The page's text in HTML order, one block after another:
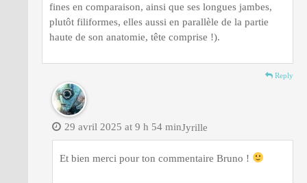
fines en comparaison, ainsi que ses longues jambes,
plutôt filiformes, elles aussi en parallèle de la partie
haute de son anatomie, tête comprise !).
Reply
Jyrille
29 avril 2025 at 9 h 54 min
Et bien merci pour ton commentaire Bruno !